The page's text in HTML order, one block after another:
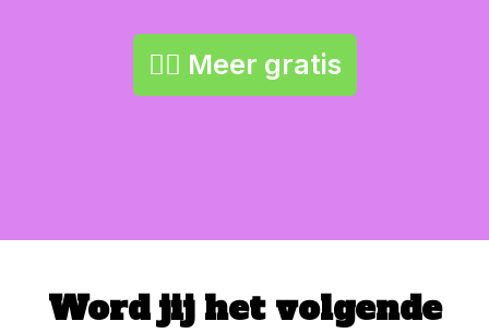
👉🏼 Meer gratis
Word jij het volgende